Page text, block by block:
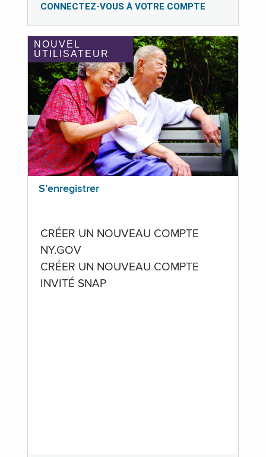
CONNECTEZ-VOUS À VOTRE COMPTE
NOUVEL
UTILISATEUR
S’enregistrer
CRÉER UN NOUVEAU COMPTE
NY.GOV
CRÉER UN NOUVEAU COMPTE
INVITÉ SNAP